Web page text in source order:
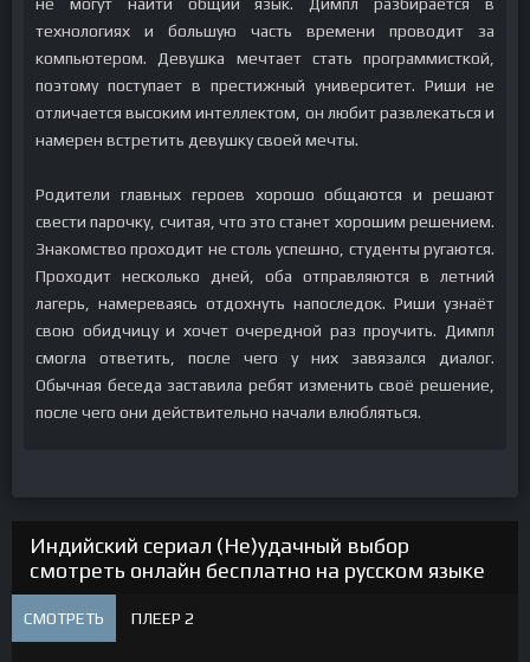
технологиях и большую часть времени проводит за
компьютером. Девушка мечтает стать программисткой,
поэтому поступает в престижный университет. Риши не
отличается высоким интеллектом, он любит развлекаться и
намерен встретить девушку своей мечты.
Родители главных героев хорошо общаются и решают
свести парочку, считая, что это станет хорошим решением.
Знакомство проходит не столь успешно, студенты ругаются.
Проходит несколько дней, оба отправляются в летний
лагерь, намереваясь отдохнуть напоследок. Риши узнаёт
свою обидчицу и хочет очередной раз проучить. Димпл
смогла ответить, после чего у них завязался диалог.
Обычная беседа заставила ребят изменить своё решение,
после чего они действительно начали влюбляться.
Индийский сериал (Не)удачный выбор
смотреть онлайн бесплатно на русском языке
СМОТРЕТЬ ПЛЕЕР 2